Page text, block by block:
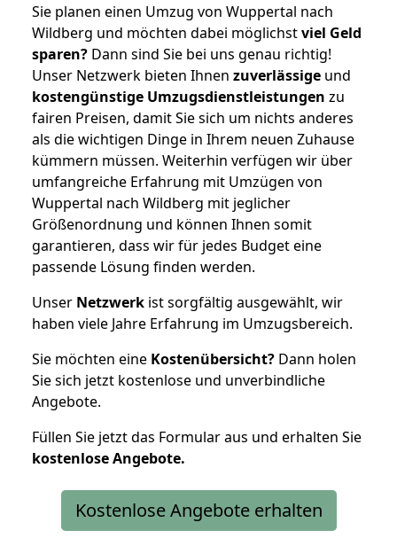
Sie planen einen Umzug von Wuppertal nach
Wildberg und möchten dabei möglichstviel Geld
sparen? Dann sind Sie bei uns genau richtig!
Unser Netzwerk bieten Ihnen zuverlässige und
kostengünstige Umzugsdienstleistungen zu
fairen Preisen, damit Sie sich um nichts anderes
als die wichtigen Dinge in Ihrem neuen Zuhause
kümmern müssen. Weiterhin verfügen wir über
umfangreiche Erfahrung mit Umzügen von
Wuppertal nach Wildberg mit jeglicher
Größenordnung und können Ihnen somit
garantieren, dass wir für jedes Budget eine
passende Lösung finden werden.
Unser Netzwerk ist sorgfältig ausgewählt, wir
haben viele Jahre Erfahrung im Umzugsbereich.
Sie möchten eine Kostenübersicht? Dann holen
Sie sich jetzt kostenlose und unverbindliche
Angebote.
Füllen Sie jetzt das Formular aus und erhalten Sie
kostenloseAngebote.
Kostenlose Angebote erhalten